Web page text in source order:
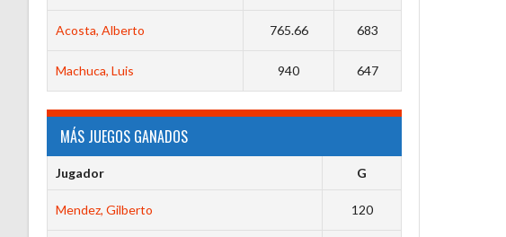
Acosta, Alberto 765.66 683
Machuca, Luis 940 647
MÁS JUEGOS GANADOS
Jugador G
Mendez, Gilberto 120